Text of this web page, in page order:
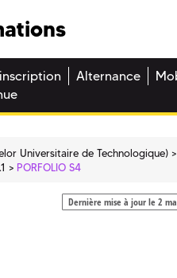
Alternance
Universitaire de Technologique)
PORFOLIO S4
Dernière mise à jour le 2